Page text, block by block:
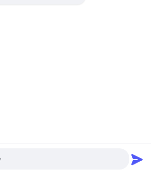
© 2018-2026 Weki international trade co.,ltd